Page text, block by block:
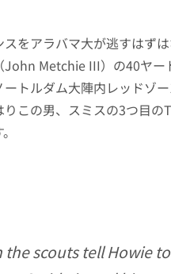
スをアラバマ大が逃すはず
（John Metchie III）の40ヤー
ートルダム大陣内レッドゾ
りこの男、スミスの3つ目の
the scouts tell Howie